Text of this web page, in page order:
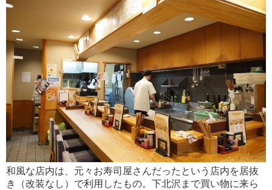
和風な店内は、元々お寿司屋さんだったという店内を居抜
き（改装なし）で利用したもの。下北沢まで買い物に来ら